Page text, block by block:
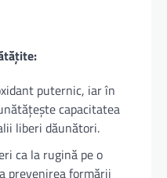
puternic, iar în
capacitatea
liberi dăunători.
ca la rugină pe o
prevenirea formării